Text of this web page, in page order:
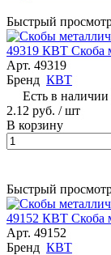
Быстрый
49319 КВТ Скоба
Арт. 49319
Бренд КВТ
Есть в
2.12 руб. / шт
В корзину
Быстрый
49152 КВТ Скоба
Арт. 49152
Бренд КВТ